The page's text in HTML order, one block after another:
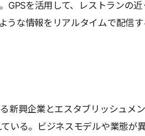
GPSを活用して、レストランの
うな情報をリアルタイムで配信
新興企業とエスタブリッシュメ
いる。ビジネスモデルや業態が